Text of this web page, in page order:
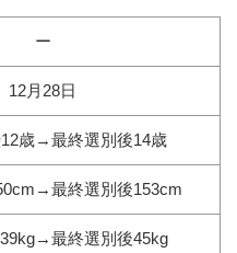
ー
12月28日
歳→最終選別後14歳
最終選別後153cm
最終選別後45kg